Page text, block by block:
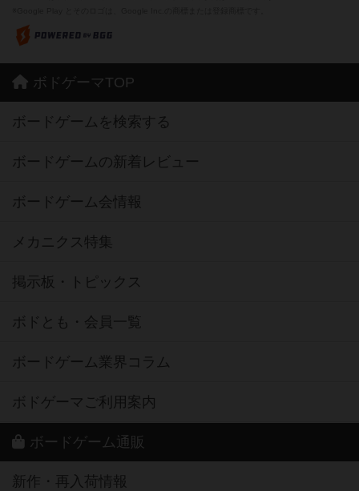
ボドゲーマTOP
ボードゲームを検索する
ボードゲームの新着レビュー
ボードゲーム会情報
メカニクス特集
掲示板・トピックス
ボドとも・会員一覧
ボードゲーム業界コラム
ボドゲーマご利用案内
ボードゲーム通販
新作・再入荷情報